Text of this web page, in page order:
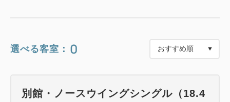
【肉料理】本日のお肉料理
【水菓子】本日の水菓子
選べる客室： 0
別館・ノースウイングシングル（18.4